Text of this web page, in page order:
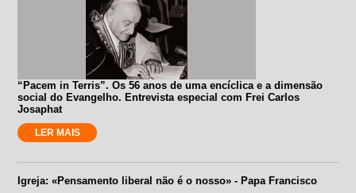
“Pacem in Terris”. Os 56 anos de uma encíclica e a dimensão
social do Evangelho. Entrevista especial com Frei Carlos
Josaphat
LER MAIS
Igreja: «Pensamento liberal não é o nosso» - Papa Francisco